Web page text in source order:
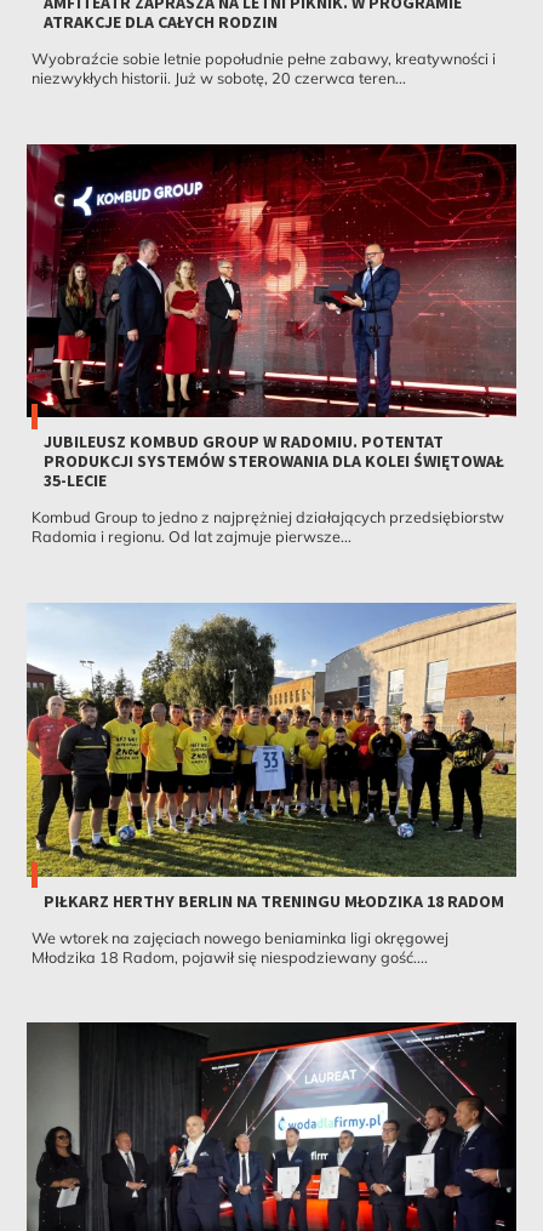
ATRAKCJE DLA CAŁYCH RODZIN
Wyobraźcie sobie letnie popołudnie pełne zabawy, kreatywności i
niezwykłych historii. Już w sobotę, 20 czerwca teren...
JUBILEUSZ KOMBUD GROUP W RADOMIU. POTENTAT
PRODUKCJI SYSTEMÓW STEROWANIA DLA KOLEI ŚWIĘTOWAŁ
35-LECIE
Kombud Group to jedno z najprężniej działających przedsiębiorstw
Radomia i regionu. Od lat zajmuje pierwsze...
PIŁKARZ HERTHY BERLIN NA TRENINGU MŁODZIKA 18 RADOM
We wtorek na zajęciach nowego beniaminka ligi okręgowej
Młodzika 18 Radom, pojawił się niespodziewany gość....